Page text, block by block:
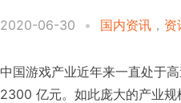
2020-06-30 • 国内资讯 ， 资
中国游戏产业近年来一直处于
2300 亿元。如此庞大的产业